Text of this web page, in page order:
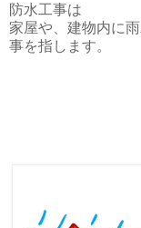
防水工事は
家屋や、建物内に
事を指します。